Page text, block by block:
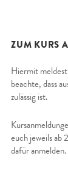
ZUM KURS
Hiermit meldest
beachte, dass
zulässig ist.
euch jeweils ab
dafür anmelden.